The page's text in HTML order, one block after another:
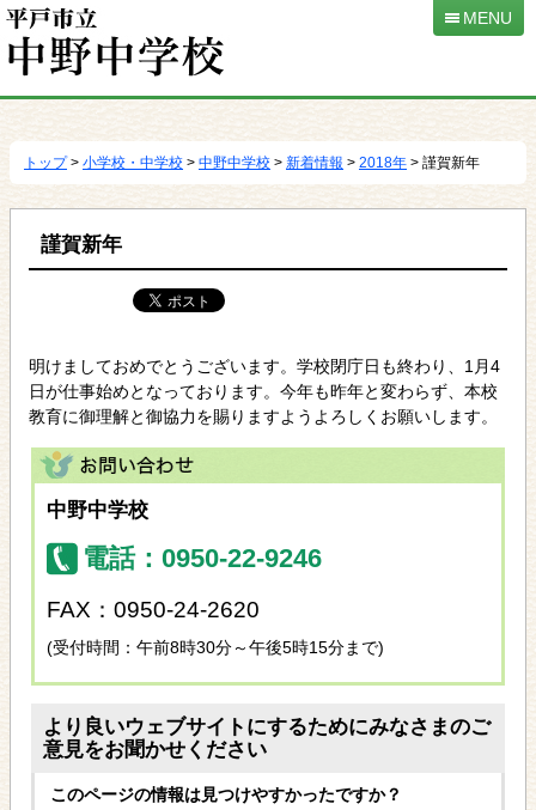
移
MENU
トップ> 小学校・中学校 > 中野中学校 > 新着情報 > 2018年 > 謹賀新年
謹賀新年
明けましておめでとうございます。学校閉庁日も終わり、1月4
日が仕事始めとなっております。今年も昨年と変わらず、本校
教育に御理解と御協力を賜りますようよろしくお願いします。
中野中学校
電話：0950-22-9246
FAX：0950-24-2620
(受付時間：午前8時30分～午後5時15分まで)
より良いウェブサイトにするためにみなさまのご
意見をお聞かせください
このページの情報は見つけやすかったですか？